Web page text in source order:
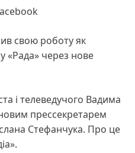
свою роботу як
«Рада» через нове
і телеведучого Вадима
прессекретарем
Стефанчука. Про це